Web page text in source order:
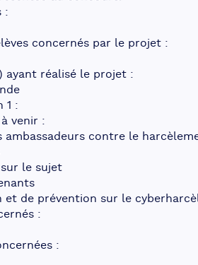
:
concernés par le projet :
ayant réalisé le projet :
:
venir :
ambassadeurs contre le
le sujet
de prévention sur le
:
: